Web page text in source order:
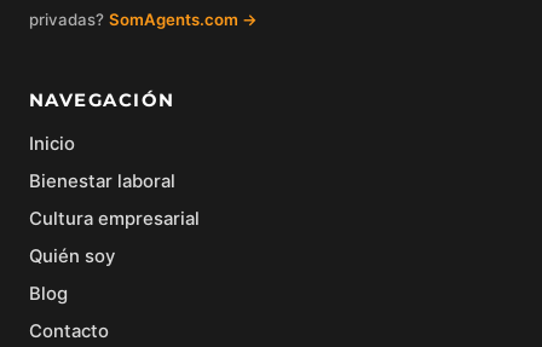
privadas? SomAgents.com →
NAVEGACIÓN
Inicio
Bienestar laboral
Cultura empresarial
Quién soy
Blog
Contacto